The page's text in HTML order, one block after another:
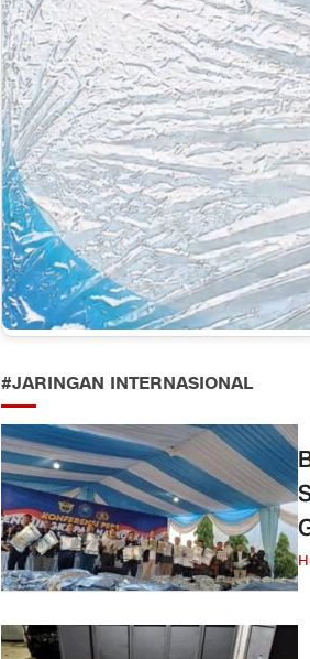
#JARINGAN INTERNASIONAL